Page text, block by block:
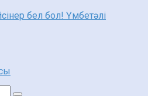
бел бол! Үмбетәлі